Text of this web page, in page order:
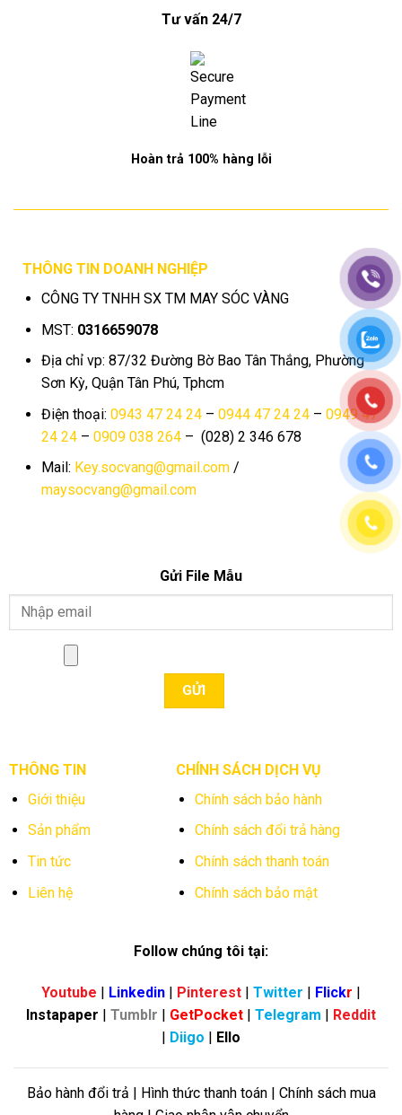
Tư vấn 24/7
Hoàn trả 100% hàng lỗi
THÔNG TIN DOANH NGHIỆP
CÔNG TY TNHH SX TM MAY SÓC VÀNG
MST: 0316659078
Địa chỉ vp: 87/32 Đường Bờ Bao Tân Thắng, Phường
Sơn Kỳ, Quận Tân Phú, Tphcm
Điện thoại: 0943 47 24 24– 0944 47 24 24– 0949 47
24 24– 0909 038 264– (028) 2 346 678
Mail: Key.socvang@gmail.com/
maysocvang@gmail.com
Gửi File Mẫu
THÔNG TIN
Giới thiệu
Sản phẩm
Tin tức
Liên hệ
CHÍNH SÁCH DỊCH VỤ
Chính sách bảo hành
Chính sách đổi trả hàng
Chính sách thanh toán
Chính sách bảo mật
Follow chúng tôi tại:
Youtube | Linkedin | Pinterest | Twitter | Flickr |
Instapaper | Tumblr | GetPocket | Telegram | Reddit
| Diigo | Ello
Bảo hành đổi trả | Hình thức thanh toán | Chính sách mua